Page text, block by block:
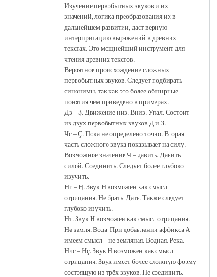
Изучение первобытных звуков и их
значений, логика преобразования их в
дальнейшем развитии, даст верную
интерпритацию выражений в древних
текстах. Это мощнейший инструмент для
чтения древних текстов.
Вероятное происхождение сложных
первобытных звуков. Следует подбирать
синонимы, так как это более обширные
понятия чем приведено в примерах.
Дз – Ҙ. Движение низ. Вниз. Упал. Состоит
из двух первобытных звуков Д и З.
Чс – Ҫ. Пока не определено точно. Вторая
часть сложного звука показывает на силу.
Возможное значение Ч – давить. Давить
силой. Соединить. Следует более глубоко
изучить.
Нг – Ң. Звук Н возможен как смысл
отрицания. Не брать. Дать. Также следует
глубоко изучить.
Нт. Звук Н возможен как смысл отрицания.
Не земля. Вода. При добавлении аффикса А
имеем смысл – не земляная. Водная. Река.
Нчс – Нҫ. Звук Н возможен как смысл
отрицания. Звук имеет более сложную форму
состоящую из трёх звуков. Не соединить.